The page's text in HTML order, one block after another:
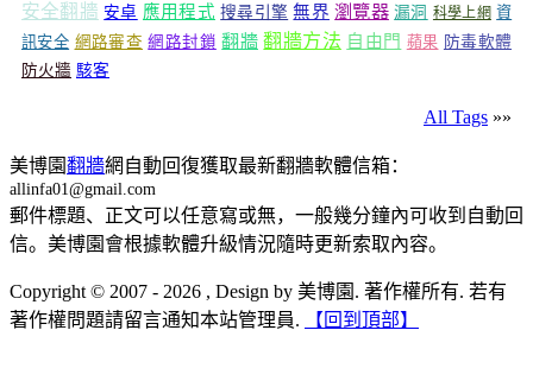
安全翻牆 安卓 應用程式 搜尋引擎 無界 瀏覽器 漏洞 科學上網 資
訊安全 網路審查 網路封鎖 翻牆 翻牆方法 自由門 蘋果 防毒軟體
防火牆 駭客
All Tags »»
美博園翻牆網自動回復獲取最新翻牆軟體信箱：
allinfa01@gmail.com
郵件標題、正文可以任意寫或無，一般幾分鐘內可收到自動回
信。美博園會根據軟體升級情況隨時更新索取內容。
Copyright © 2007 - 2026 , Design by 美博園. 著作權所有. 若有
著作權問題請留言通知本站管理員.
【回到頂部】